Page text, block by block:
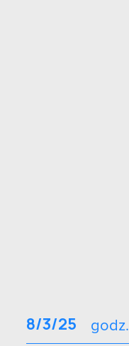
8/3/25 godz.